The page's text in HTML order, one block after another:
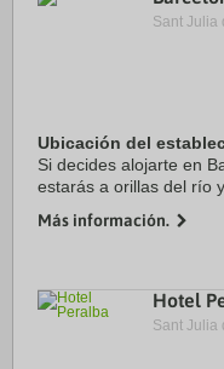
Sant Julia
Ubicación del
Si decides alojarte en
estarás a orillas del río
Además, este hotel se
Más información.
Hotel
Sant Julia